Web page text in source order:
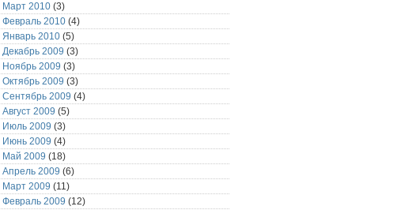
Март 2010 (3)
Февраль 2010 (4)
Январь 2010 (5)
Декабрь 2009 (3)
Ноябрь 2009 (3)
Октябрь 2009 (3)
Сентябрь 2009 (4)
Август 2009 (5)
Июль 2009 (3)
Июнь 2009 (4)
Май 2009 (18)
Апрель 2009 (6)
Март 2009 (11)
Февраль 2009 (12)